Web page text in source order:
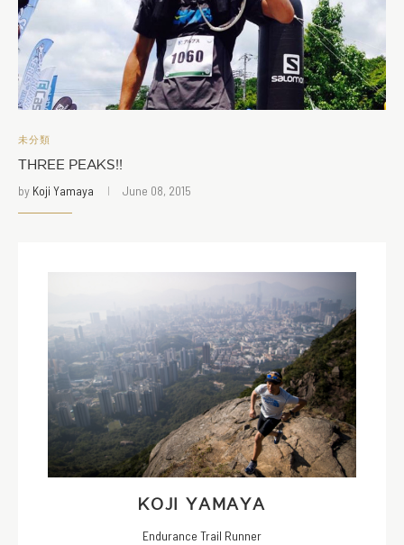
未分類
THREE PEAKS!!
by Koji Yamaya June 08, 2015
KOJI YAMAYA
Endurance Trail Runner